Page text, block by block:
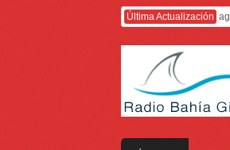
Última Actualización